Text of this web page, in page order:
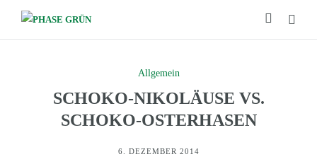
Allgemein
SCHOKO-NIKOLÄUSE VS.
SCHOKO-OSTERHASEN
6. DEZEMBER 2014